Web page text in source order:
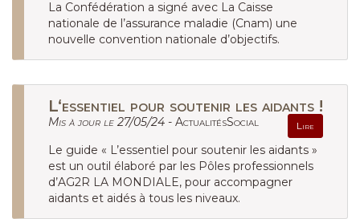
La Confédération a signé avec La Caisse
nationale de l’assurance maladie (Cnam) une
nouvelle convention nationale d’objectifs.
L‘essentiel pour soutenir les aidants !
Lire
Mis à jour le 27/05/24 - ActualitésSocial
Le guide « L’essentiel pour soutenir les aidants »
est un outil élaboré par les Pôles professionnels
d’AG2R LA MONDIALE, pour accompagner
aidants et aidés à tous les niveaux.